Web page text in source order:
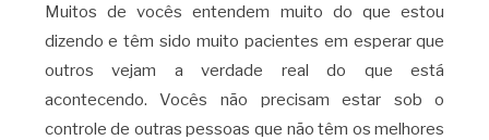
Muitos de vocês entendem muito do que estou
dizendo e têm sido muito pacientes em esperar que
outros vejam a verdade real do que está
acontecendo. Vocês não precisam estar sob o
controle de outras pessoas que não têm os melhores